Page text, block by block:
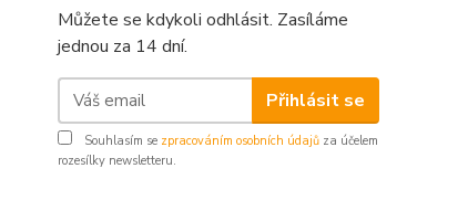
Můžete se kdykoli odhlásit. Zasíláme
jednou za 14 dní.
Přihlásit se
Souhlasím se zpracováním osobních údajů za účelem
rozesílky newsletteru.